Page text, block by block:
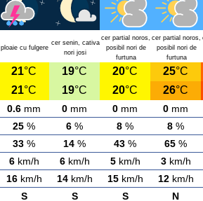
ploaie cu fulgere
cer senin, cativa
nori josi
cer partial noros,
posibil nori de
furtuna
cer partial noros,
posibil nori de
furtuna
21°C 19°C 20°C 25°C
21°C 19°C 20°C 26°C
0.6 mm 0 mm 0 mm 0 mm
25 % 6 % 8 % 8 %
33 % 14 % 43 % 65 %
6km/h 6km/h 5km/h 3km/h
16km/h 14km/h 15km/h 12km/h
S S S N